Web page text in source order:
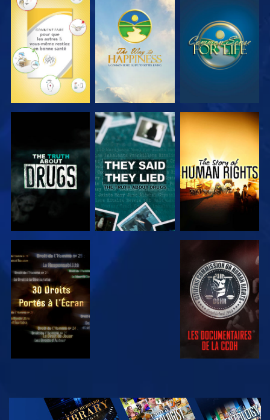
REGARDER REGARDER REGARDER
REGARDER REGARDER
REGARDER REGARDER
REGARDER
DÉCOUVRIR
LES SÉRIES